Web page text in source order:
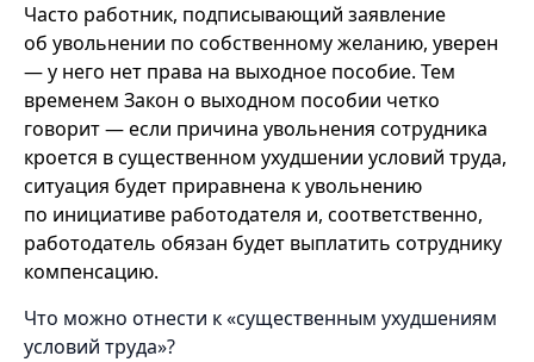
Часто работник, подписывающий заявление
об увольнении по собственному желанию, уверен
— у него нет права на выходное пособие. Тем
временем Закон о выходном пособии четко
говорит — если причина увольнения сотрудника
кроется в существенном ухудшении условий труда,
ситуация будет приравнена к увольнению
по инициативе работодателя и, соответственно,
работодатель обязан будет выплатить сотруднику
компенсацию.
Что можно отнести к «существенным ухудшениям
условий труда»?